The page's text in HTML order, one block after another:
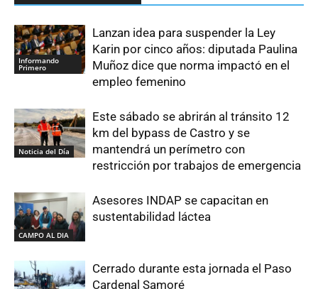
Informando
Primero
Lanzan idea para suspender la Ley
Karin por cinco años: diputada Paulina
Muñoz dice que norma impactó en el
empleo femenino
Noticia del Día
Este sábado se abrirán al tránsito 12
km del bypass de Castro y se
mantendrá un perímetro con
restricción por trabajos de emergencia
CAMPO AL DIA
Asesores INDAP se capacitan en
sustentabilidad láctea
Cerrado durante esta jornada el Paso
Cardenal Samoré